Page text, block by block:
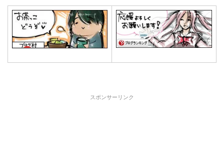
スポンサーリンク